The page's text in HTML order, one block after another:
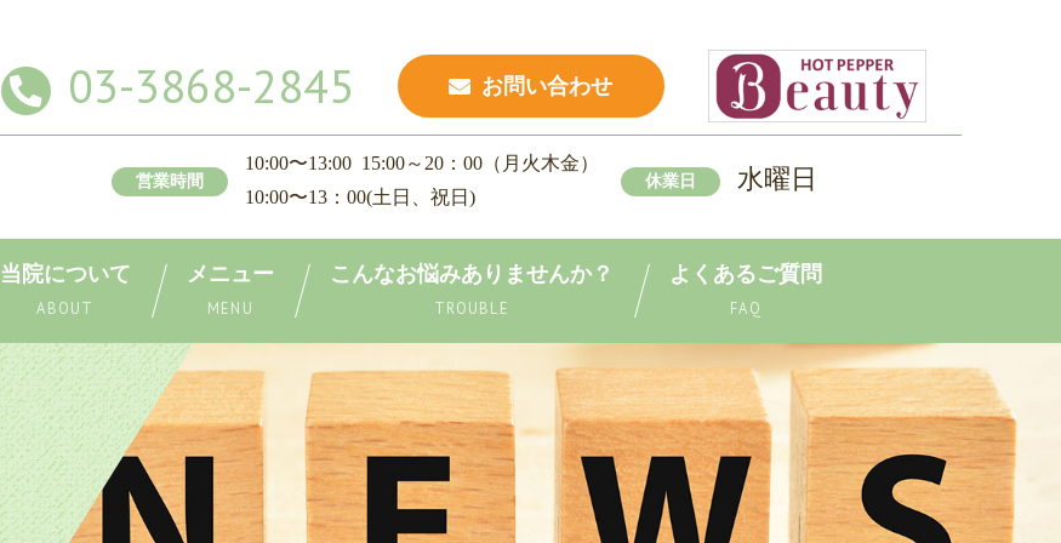
03-3868-2845 お問い合わせ
営業時間
10:00〜13:00 15:00～20：00（月火木金）
10:00〜13： 00(土日、祝日)
休業日 水曜日
当院について
ABOUT
メニュー
MENU
こんなお悩みありませんか？
TROUBLE
よくあるご質問
FAQ